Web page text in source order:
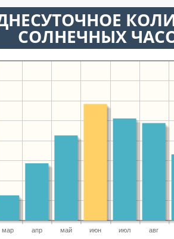
СОЛНЕЧНЫХ
мар апр май июн июл авг